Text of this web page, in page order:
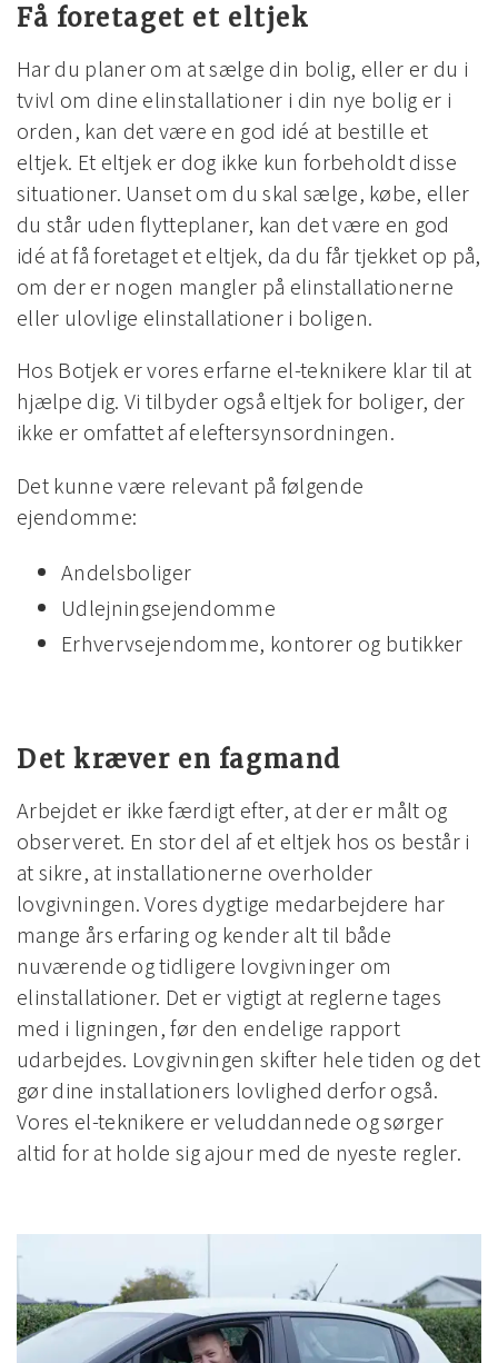
Få foretaget et eltjek
Har du planer om at sælge din bolig, eller er du i
tvivl om dine elinstallationer i din nye bolig er i
orden, kan det være en god idé at bestille et
eltjek. Et eltjek er dog ikke kun forbeholdt disse
situationer. Uanset om du skal sælge, købe, eller
du står uden flytteplaner, kan det være en god
idé at få foretaget et eltjek, da du får tjekket op på,
om der er nogen mangler på elinstallationerne
eller ulovlige elinstallationer i boligen.
Hos Botjek er vores erfarne el-teknikere klar til at
hjælpe dig. Vi tilbyder også eltjek for boliger, der
ikke er omfattet af eleftersynsordningen.
Det kunne være relevant på følgende
ejendomme:
Andelsboliger
Udlejningsejendomme
Erhvervsejendomme, kontorer og butikker
Det kræver en fagmand
Arbejdet er ikke færdigt efter, at der er målt og
observeret. En stor del af et eltjek hos os består i
at sikre, at installationerne overholder
lovgivningen. Vores dygtige medarbejdere har
mange års erfaring og kender alt til både
nuværende og tidligere lovgivninger om
elinstallationer. Det er vigtigt at reglerne tages
med i ligningen, før den endelige rapport
udarbejdes. Lovgivningen skifter hele tiden og det
gør dine installationers lovlighed derfor også.
Vores el-teknikere er veluddannede og sørger
altid for at holde sig ajour med de nyeste regler.